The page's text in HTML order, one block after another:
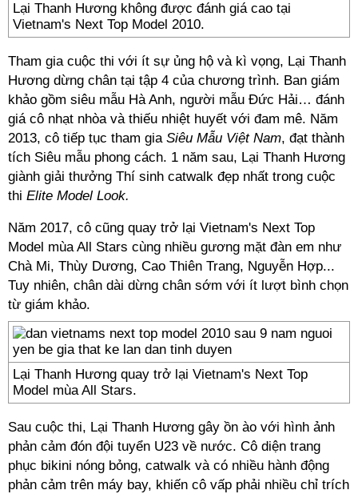
Lại Thanh Hương không được đánh giá cao tại
Vietnam's Next Top Model 2010.
Tham gia cuộc thi với ít sự ủng hộ và kì vọng, Lại Thanh
Hương dừng chân tại tập 4 của chương trình. Ban giám
khảo gồm siêu mẫu Hà Anh, người mẫu Đức Hải… đánh
giá cô nhạt nhòa và thiếu nhiệt huyết với đam mê. Năm
2013, cô tiếp tục tham gia Siêu Mẫu Việt Nam, đạt thành
tích Siêu mẫu phong cách. 1 năm sau, Lại Thanh Hương
giành giải thưởng Thí sinh catwalk đẹp nhất trong cuộc
thi Elite Model Look.
Năm 2017, cô cũng quay trở lại Vietnam's Next Top
Model mùa All Stars cùng nhiều gương mặt đàn em như
Chà Mi, Thùy Dương, Cao Thiên Trang, Nguyễn Hợp...
Tuy nhiên, chân dài dừng chân sớm với ít lượt bình chọn
từ giám khảo.
Lại Thanh Hương quay trở lại Vietnam's Next Top
Model mùa All Stars.
Sau cuộc thi, Lại Thanh Hương gây ồn ào với hình ảnh
phản cảm đón đội tuyển U23 về nước. Cô diện trang
phục bikini nóng bỏng, catwalk và có nhiều hành động
phản cảm trên máy bay, khiến cô vấp phải nhiều chỉ trích